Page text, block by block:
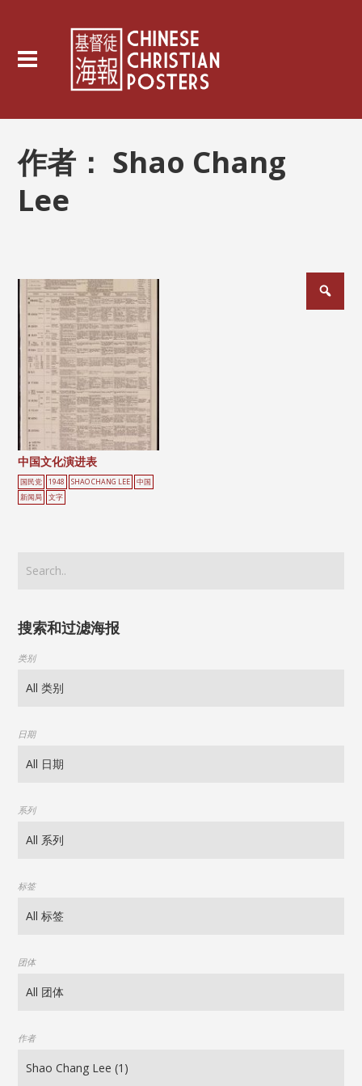
作者： Shao Chang
Lee
中国文化演进表
国民党 1948 SHAO CHANG LEE
中国
新闻局
文字
搜索和过滤海报
类别
日期
系列
标签
团体
作者